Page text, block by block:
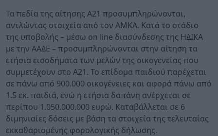
Τα πεδία της αίτησης Α21 προσυμπληρώνονται,
αντλώντας στοιχεία από τον ΑΜΚΑ. Κατά το στάδιο
της υποβολής – μέσω on line διασύνδεσης της ΗΔΙΚΑ
με την ΑΑΔΕ – προσυμπληρώνονται στην αίτηση τα
ετήσια εισοδήματα των μελών της οικογενείας που
συμμετέχουν στο Α21. Το επίδομα παιδιού παρέχεται
σε πάνω από 900.000 οικογένειες και αφορά πάνω από
1.5 εκ. παιδιά, ενώ η ετήσια δαπάνη ανέρχεται σε
περίπου 1.050.000.000 ευρώ. Καταβάλλεται σε 6
διμηνιαίες δόσεις με βάση τα στοιχεία της τελευταίας
εκκαθαρισμένης φορολογικής δήλωσης.